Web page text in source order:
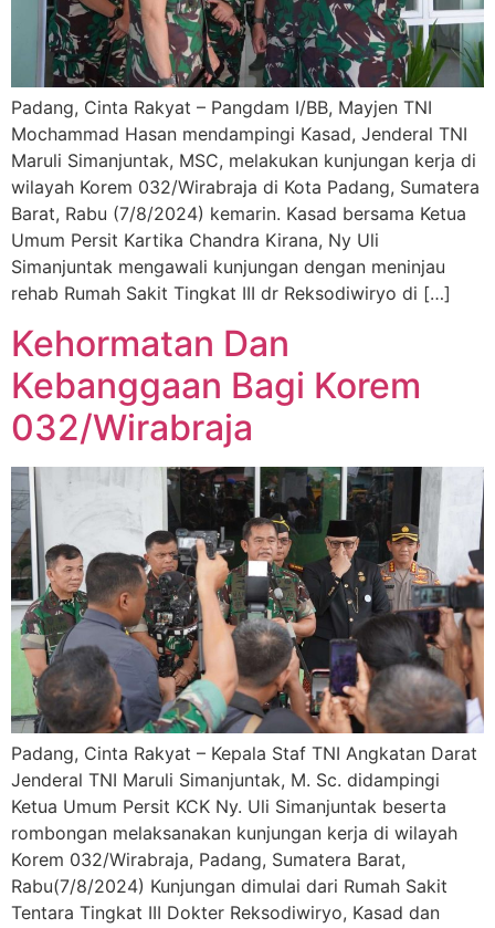
Padang, Cinta Rakyat – Pangdam I/BB, Mayjen TNI
Mochammad Hasan mendampingi Kasad, Jenderal TNI
Maruli Simanjuntak, MSC, melakukan kunjungan kerja di
wilayah Korem 032/Wirabraja di Kota Padang, Sumatera
Barat, Rabu (7/8/2024) kemarin. Kasad bersama Ketua
Umum Persit Kartika Chandra Kirana, Ny Uli
Simanjuntak mengawali kunjungan dengan meninjau
rehab Rumah Sakit Tingkat III dr Reksodiwiryo di […]
Kehormatan Dan
Kebanggaan Bagi Korem
032/Wirabraja
Padang, Cinta Rakyat – Kepala Staf TNI Angkatan Darat
Jenderal TNI Maruli Simanjuntak, M. Sc. didampingi
Ketua Umum Persit KCK Ny. Uli Simanjuntak beserta
rombongan melaksanakan kunjungan kerja di wilayah
Korem 032/Wirabraja, Padang, Sumatera Barat,
Rabu(7/8/2024) Kunjungan dimulai dari Rumah Sakit
Tentara Tingkat III Dokter Reksodiwiryo, Kasad dan